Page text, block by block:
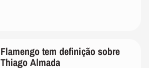
Flamengo tem definição sobre
Thiago Almada